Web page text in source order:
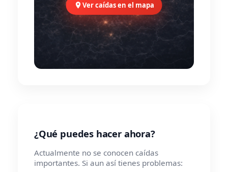
Ver caídas en el mapa
¿Qué puedes hacer ahora?
Actualmente no se conocen caídas
importantes. Si aun así tienes problemas: